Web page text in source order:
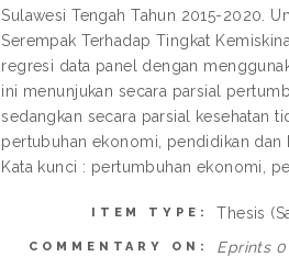
Sulawesi Tengah Tahun 2015-2020.
Serempak Terhadap Tingkat
regresi data panel dengan
ini menunjukan secara parsial
sedangkan secara parsial kesehatan
pertubuhan ekonomi, pendidikan dan
Kata kunci : pertumbuhan ekonomi,
ITEM TYPE: Thesis
COMMENTARY ON: Eprints